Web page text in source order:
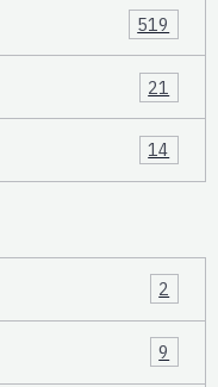
519
21
14
2
9